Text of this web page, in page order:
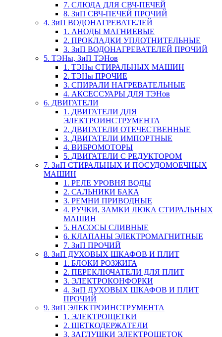
7. СЛЮДА ДЛЯ СВЧ-ПЕЧЕЙ
8. ЗиП СВЧ-ПЕЧЕЙ ПРОЧИЙ
4. ЗиП ВОДОНАГРЕВАТЕЛЕЙ
1. АНОДЫ МАГНИЕВЫЕ
2. ПРОКЛАДКИ УПЛОТНИТЕЛЬНЫЕ
3. ЗиП ВОДОНАГРЕВАТЕЛЕЙ ПРОЧИЙ
5. ТЭНы, ЗиП ТЭНов
1. ТЭНы СТИРАЛЬНЫХ МАШИН
2. ТЭНы ПРОЧИЕ
3. СПИРАЛИ НАГРЕВАТЕЛЬНЫЕ
4. АКСЕССУАРЫ ДЛЯ ТЭНов
6. ДВИГАТЕЛИ
1. ДВИГАТЕЛИ ДЛЯ
ЭЛЕКТРОИНСТРУМЕНТА
2. ДВИГАТЕЛИ ОТЕЧЕСТВЕННЫЕ
3. ДВИГАТЕЛИ ИМПОРТНЫЕ
4. ВИБРОМОТОРЫ
5. ДВИГАТЕЛИ С РЕДУКТОРОМ
7. ЗиП СТИРАЛЬНЫХ И ПОСУДОМОЕЧНЫХ
МАШИН
1. РЕЛЕ УРОВНЯ ВОДЫ
2. САЛЬНИКИ БАКА
3. РЕМНИ ПРИВОДНЫЕ
4. РУЧКИ, ЗАМКИ ЛЮКА СТИРАЛЬНЫХ
МАШИН
5. НАСОСЫ СЛИВНЫЕ
6. КЛАПАНЫ ЭЛЕКТРОМАГНИТНЫЕ
7. ЗиП ПРОЧИЙ
8. ЗиП ДУХОВЫХ ШКАФОВ И ПЛИТ
1. БЛОКИ РОЗЖИГА
2. ПЕРЕКЛЮЧАТЕЛИ ДЛЯ ПЛИТ
3. ЭЛЕКТРОКОНФОРКИ
4. ЗиП ДУХОВЫХ ШКАФОВ И ПЛИТ
ПРОЧИЙ
9. ЗиП ЭЛЕКТРОИНСТРУМЕНТА
1. ЭЛЕКТРОЩЕТКИ
2. ЩЕТКОДЕРЖАТЕЛИ
3. ЗАГЛУШКИ ЭЛЕКТРОЩЕТОК